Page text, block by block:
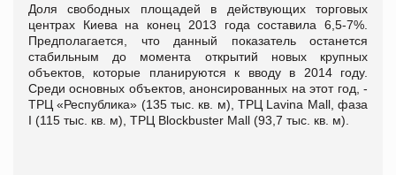
Доля свободных площадей в действующих торговых
центрах Киева на конец 2013 года составила 6,5-7%.
Предполагается, что данный показатель останется
стабильным до момента открытий новых крупных
объектов, которые планируются к вводу в 2014 году.
Среди основных объектов, анонсированных на этот год, -
ТРЦ «Республика» (135 тыс. кв. м), ТРЦ Lavina Mall, фаза
I (115 тыс. кв. м), ТРЦ Blockbuster Mall (93,7 тыс. кв. м).